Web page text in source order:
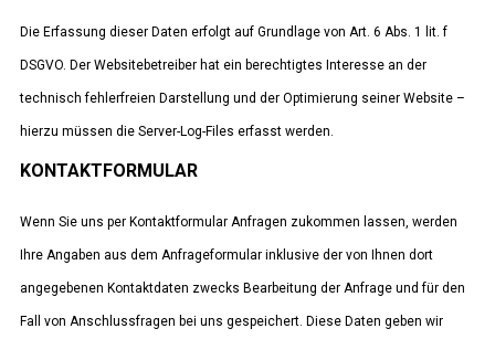
Die Erfassung dieser Daten erfolgt auf Grundlage von Art. 6 Abs. 1 lit. f
DSGVO. Der Websitebetreiber hat ein berechtigtes Interesse an der
technisch fehlerfreien Darstellung und der Optimierung seiner Website –
hierzu müssen die Server-Log-Files erfasst werden.
KONTAKTFORMULAR
Wenn Sie uns per Kontaktformular Anfragen zukommen lassen, werden
Ihre Angaben aus dem Anfrageformular inklusive der von Ihnen dort
angegebenen Kontaktdaten zwecks Bearbeitung der Anfrage und für den
Fall von Anschlussfragen bei uns gespeichert. Diese Daten geben wir